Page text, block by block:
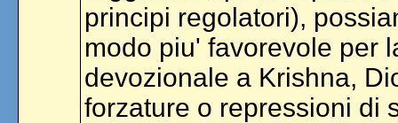
principi regolatori),
modo piu' favorevole per
devozionale a Krishna,
forzature o repressioni di